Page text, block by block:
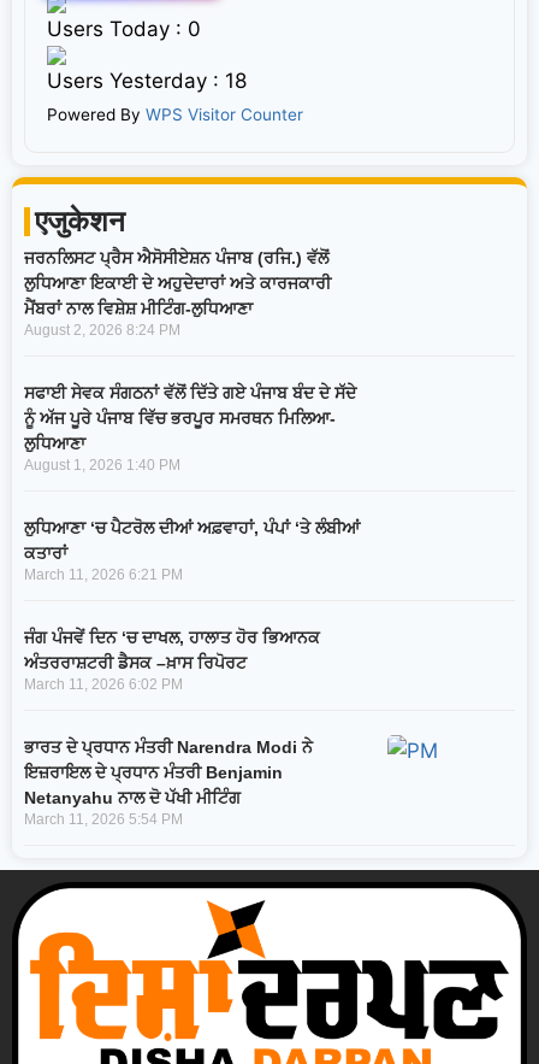
Users Today : 0
Users Yesterday : 18
Powered ByWPS Visitor Counter
एजुकेशन
ਜਰਨਲਿਸਟ ਪ੍ਰੈਸ ਐਸੋਸੀਏਸ਼ਨ ਪੰਜਾਬ (ਰਜਿ.) ਵੱਲੋਂ
ਲੁਧਿਆਣਾ ਇਕਾਈ ਦੇ ਅਹੁਦੇਦਾਰਾਂ ਅਤੇ ਕਾਰਜਕਾਰੀ
ਮੈਂਬਰਾਂ ਨਾਲ ਵਿਸ਼ੇਸ਼ ਮੀਟਿੰਗ-ਲੁਧਿਆਣਾ
August 2, 2026 8:24 PM
ਸਫਾਈ ਸੇਵਕ ਸੰਗਠਨਾਂ ਵੱਲੋਂ ਦਿੱਤੇ ਗਏ ਪੰਜਾਬ ਬੰਦ ਦੇ ਸੱਦੇ
ਨੂੰ ਅੱਜ ਪੂਰੇ ਪੰਜਾਬ ਵਿੱਚ ਭਰਪੂਰ ਸਮਰਥਨ ਮਿਲਿਆ-
ਲੁਧਿਆਣਾ
August 1, 2026 1:40 PM
ਲੁਧਿਆਣਾ ‘ਚ ਪੈਟਰੋਲ ਦੀਆਂ ਅਫ਼ਵਾਹਾਂ, ਪੰਪਾਂ ‘ਤੇ ਲੰਬੀਆਂ
ਕਤਾਰਾਂ
March 11, 2026 6:21 PM
ਜੰਗ ਪੰਜਵੇਂ ਦਿਨ ‘ਚ ਦਾਖਲ, ਹਾਲਾਤ ਹੋਰ ਭਿਆਨਕ
ਅੰਤਰਰਾਸ਼ਟਰੀ ਡੈਸਕ –ਖ਼ਾਸ ਰਿਪੋਰਟ
March 11, 2026 6:02 PM
ਭਾਰਤ ਦੇ ਪ੍ਰਧਾਨ ਮੰਤਰੀ Narendra Modi ਨੇ
ਇਜ਼ਰਾਇਲ ਦੇ ਪ੍ਰਧਾਨ ਮੰਤਰੀ Benjamin
Netanyahu ਨਾਲ ਦੋ ਪੱਖੀ ਮੀਟਿੰਗ
March 11, 2026 5:54 PM